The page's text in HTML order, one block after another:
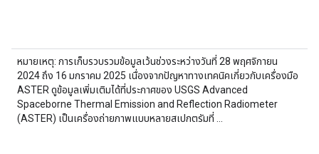
หมายเหตุ: การเก็บรวบรวมข้อมูลเว้นช่วงระหว่างวันที่ 28 พฤศจิกายน
2024 ถึง 16 มกราคม 2025 เนื่องจากปัญหาทางเทคนิคเกี่ยวกับเครื่องมือ
ASTER ดูข้อมูลเพิ่มเติมได้ที่ประกาศของ USGS Advanced
Spaceborne Thermal Emission and Reflection Radiometer
(ASTER) เป็นเครื่องถ่ายภาพแบบหลายสเปกตรัมที่ …